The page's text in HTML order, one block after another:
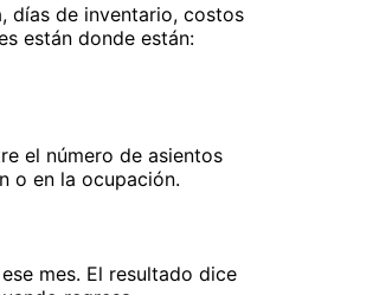
días de inventario, costos
están donde están:
el número de asientos
o en la ocupación.
mes. El resultado dice